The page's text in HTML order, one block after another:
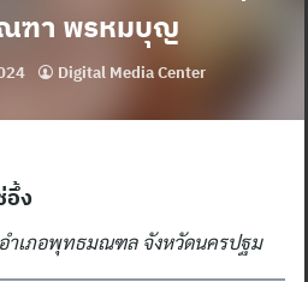
ฑา พรหมบุญ
Digital Media Center
อึ้ง
ำเภอพุทธมณฑล จังหวัดนครปฐม